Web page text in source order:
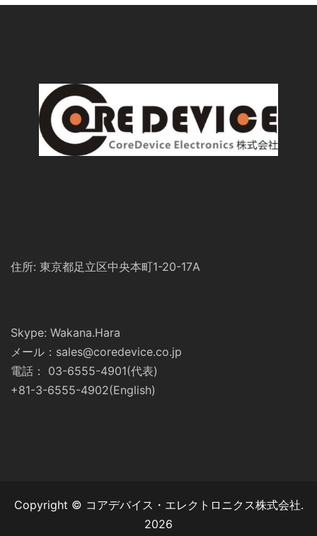
住所: 東京都足立区中央本町1-20-17A
Skype: Wakana.Hara
メール：sales@coredevice.co.jp
電話： 03-6555-4901(代表)
+81-3-6555-4902(English)
Copyright © コアデバイス・エレクトロニクス株式会社.
2026